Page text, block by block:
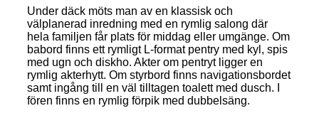
Under däck möts man av en klassisk och
välplanerad inredning med en rymlig salong där
hela familjen får plats för middag eller umgänge. Om
babord finns ett rymligt L-format pentry med kyl, spis
med ugn och diskho. Akter om pentryt ligger en
rymlig akterhytt. Om styrbord finns navigationsbordet
samt ingång till en väl tilltagen toalett med dusch. I
fören finns en rymlig förpik med dubbelsäng.